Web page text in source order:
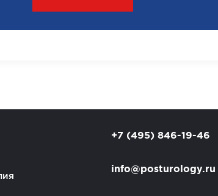
+7 (495) 846-19-46
info@posturology.ru